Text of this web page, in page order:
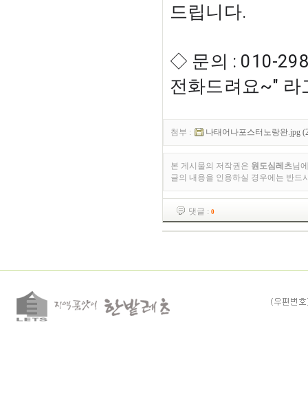
드립니다.
◇ 문의 : 010-
전화드려요~"
첨부 : 나태어나포스터노랑완.jpg
본 게시물의 저작권은 원도심레츠님
글의 내용을 인용하실 경우에는 반드
댓글 : 0